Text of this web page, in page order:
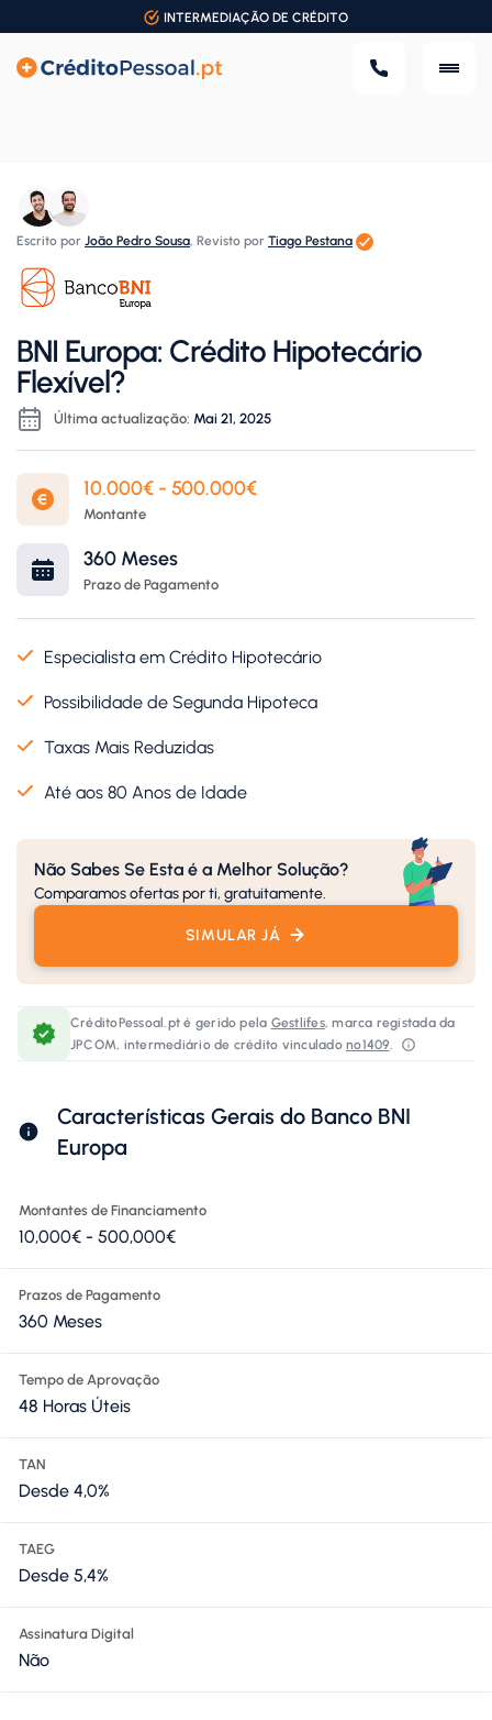
INTERMEDIAÇÃO DE CRÉDITO
Escrito por João Pedro Sousa, Revisto por Tiago Pestana
BNI Europa: Crédito Hipotecário
Flexível?
Última actualização: Mai 21, 2025
10.000€ - 500.000€
Montante
360 Meses
Prazo de Pagamento
Especialista em Crédito Hipotecário
Possibilidade de Segunda Hipoteca
Taxas Mais Reduzidas
Até aos 80 Anos de Idade
Não Sabes Se Esta é a Melhor Solução?
Comparamos ofertas por ti, gratuitamente.
SIMULAR JÁ
CréditoPessoal.pt é gerido pela Gestlifes, marca registada da
JPCOM, intermediário de crédito vinculadonº1409
Características Gerais do Banco BNI
Europa
Montantes de Financiamento
10,000€ - 500,000€
Prazos de Pagamento
360 Meses
Tempo de Aprovação
48 Horas Úteis
TAN
Desde 4,0%
TAEG
Desde 5,4%
Assinatura Digital
Não